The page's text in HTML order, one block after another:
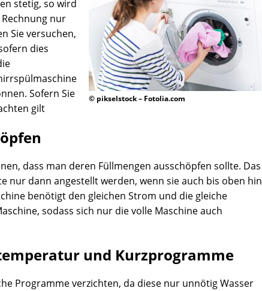
© pikselstock – Fotolia.com
stetig, so wird
nur
Sie versuchen,
dies
Sofern Sie
gilt
dass man deren Füllmengen ausschöpfen sollte. Das
nur dann angestellt werden, wenn sie auch bis oben hin
benötigt den gleichen Strom und die gleiche
sodass sich nur die volle Maschine auch
und Kurzprogramme
Programme verzichten, da diese nur unnötig Wasser